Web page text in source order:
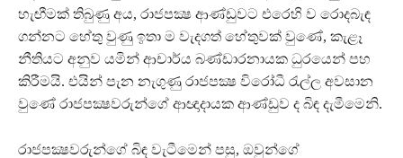
හැඟීමක් තිබුණු අය, රාජපක්‍ෂ ආණ්ඩුවට එරෙහි ව රොදබැඳ
ගන්නට හේතු වුණු ඉතා ම වැදගත් හේතුවක් වුණේ, කැළෑ
නීතියට අනුව යමින් ආචාර්ය බණ්ඩාරනායක ධුරයෙන් පහ
කිරීමයි. එයින් පැන නැගුණු රාජපක්‍ෂ විරෝධී රැල්ල අවසාන
වුණේ රාජපක්‍ෂවරුන්ගේ ආඥාදායක ආණ්ඩුව ද බිඳ දැමීමෙනි.
රාජපක්‍ෂවරුන්ගේ බිඳ වැටීමෙන් පසු, ඔවුන්ගේ